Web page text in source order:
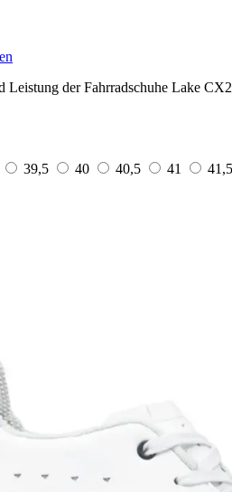
Leistung der Fahrradschuhe Lake
39,5 40 40,5 41